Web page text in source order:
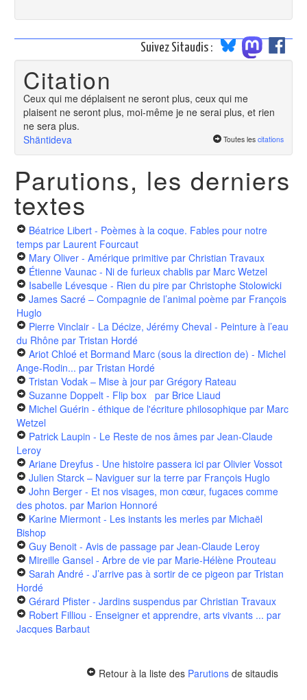
Suivez Sitaudis :
Citation
Ceux qui me déplaisent ne seront plus, ceux qui me
plaisent ne seront plus, moi-même je ne serai plus, et rien
ne sera plus.
Shäntideva
Toutes les citations
Parutions, les derniers
textes
Béatrice Libert - Poèmes à la coque. Fables pour notre
temps par Laurent Fourcaut
Mary Oliver - Amérique primitive par Christian Travaux
Étienne Vaunac - Ni de furieux chablis par Marc Wetzel
Isabelle Lévesque - Rien du pire par Christophe Stolowicki
James Sacré – Compagnie de l’animal poème par François
Huglo
Pierre Vinclair - La Décize, Jérémy Cheval - Peinture à l’eau
du Rhône par Tristan Hordé
Ariot Chloé et Bormand Marc (sous la direction de) - Michel
Ange-Rodin... par Tristan Hordé
Tristan Vodak – Mise à jour par Grégory Rateau
Suzanne Doppelt - Flip box par Brice Liaud
Michel Guérin - éthique de l'écriture philosophique par Marc
Wetzel
Patrick Laupin - Le Reste de nos âmes par Jean-Claude
Leroy
Ariane Dreyfus - Une histoire passera ici par Olivier Vossot
Julien Starck – Naviguer sur la terre par François Huglo
John Berger - Et nos visages, mon cœur, fugaces comme
des photos. par Marion Honnoré
Karine Miermont - Les instants les merles par Michaël
Bishop
Guy Benoit - Avis de passage par Jean-Claude Leroy
Mireille Gansel - Arbre de vie par Marie-Hélène Prouteau
Sarah André - J’arrive pas à sortir de ce pigeon par Tristan
Hordé
Gérard Pfister - Jardins suspendus par Christian Travaux
Robert Filliou - Enseigner et apprendre, arts vivants ... par
Jacques Barbaut
Retour à la liste des Parutions de sitaudis